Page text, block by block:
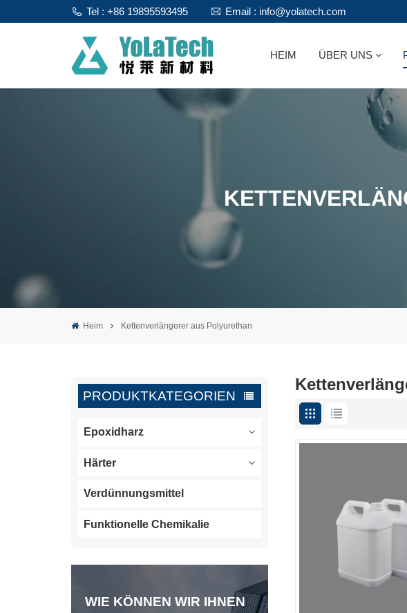
Tel : +86 19895593495 Email : info@yolatech.com
HEIM ÜBER UNS
Heim Kettenverlängerer aus Polyurethan
PRODUKTKATEGORIEN
Epoxidharz
Härter
Verdünnungsmittel
Funktionelle Chemikalie
WIE KÖNNEN WIR IHNEN